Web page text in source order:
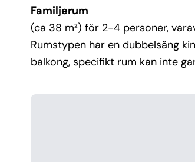
Familjerum
(ca 38 m²) för 2-4 personer,
Rumstypen har en dubbelsäng
balkong, specifikt rum kan inte